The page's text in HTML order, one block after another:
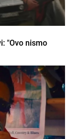
"Ovo nismo